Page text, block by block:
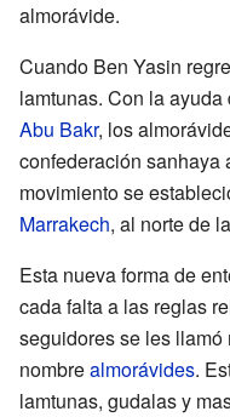
almorávide.
Cuando Ben Yasin
lamtunas. Con la
Abu Bakr, los
confederación sanhaya
movimiento se
Marrakech, al norte de
Esta nueva forma de
cada falta a las reglas
seguidores se les
nombrealmorávides.
lamtunas, gudalas y